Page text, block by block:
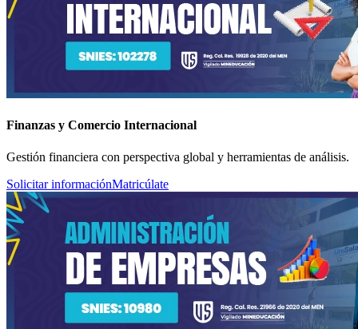
Finanzas y Comercio Internacional
Gestión financiera con perspectiva global y herramientas de análisis.
Solicitar informaciónMatricúlate